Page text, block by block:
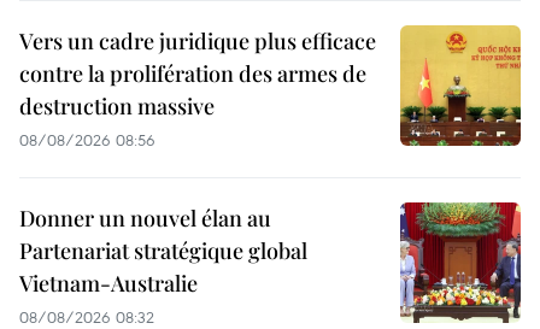
Vers un cadre juridique plus efficace
contre la prolifération des armes de
destruction massive
08/08/2026 08:56
Donner un nouvel élan au
Partenariat stratégique global
Vietnam-Australie
08/08/2026 08:32